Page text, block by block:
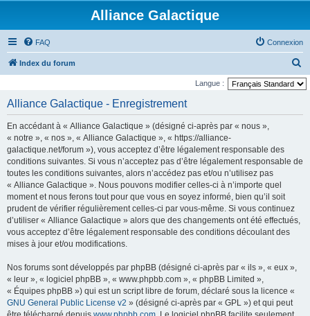
Alliance Galactique
FAQ Connexion
Index du forum
e
Langue :
Alliance Galactique - Enregistrement
En accédant à « Alliance Galactique » (désigné ci-après par « nous »,
« notre », « nos », « Alliance Galactique », « https://alliance-
galactique.net/forum »), vous acceptez d’être légalement responsable des
conditions suivantes. Si vous n’acceptez pas d’être légalement responsable de
toutes les conditions suivantes, alors n’accédez pas et/ou n’utilisez pas
« Alliance Galactique ». Nous pouvons modifier celles-ci à n’importe quel
moment et nous ferons tout pour que vous en soyez informé, bien qu’il soit
prudent de vérifier régulièrement celles-ci par vous-même. Si vous continuez
d’utiliser « Alliance Galactique » alors que des changements ont été effectués,
vous acceptez d’être légalement responsable des conditions découlant des
mises à jour et/ou modifications.
Nos forums sont développés par phpBB (désigné ci-après par « ils », « eux »,
« leur », « logiciel phpBB », « www.phpbb.com », « phpBB Limited »,
« Équipes phpBB ») qui est un script libre de forum, déclaré sous la licence «
GNU General Public License v2 » (désigné ci-après par « GPL ») et qui peut